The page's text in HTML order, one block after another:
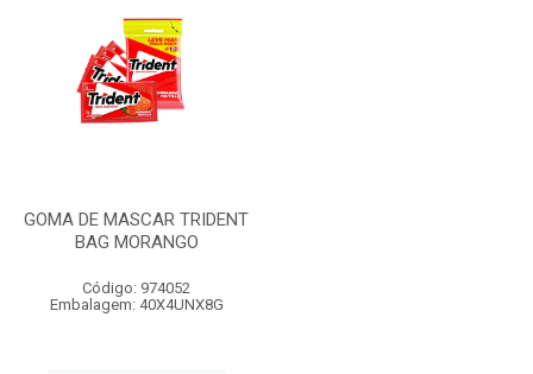
GOMA DE MASCAR TRIDENT
BAG MORANGO
Código: 974052
Embalagem: 40X4UNX8G